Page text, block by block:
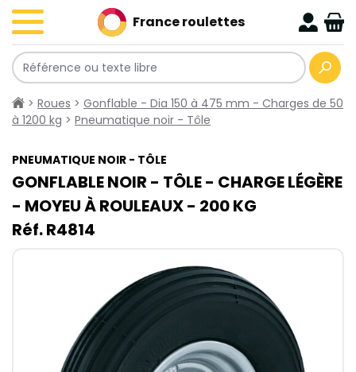
France roulettes
> Roues > Gonflable - Dia 150 à 475 mm - Charges de 50
à 1200 kg > Pneumatique noir - Tôle
PNEUMATIQUE NOIR - TÔLE
GONFLABLE NOIR - TÔLE - CHARGE LÉGÈRE
- MOYEU À ROULEAUX - 200​ KG
Réf. R4814